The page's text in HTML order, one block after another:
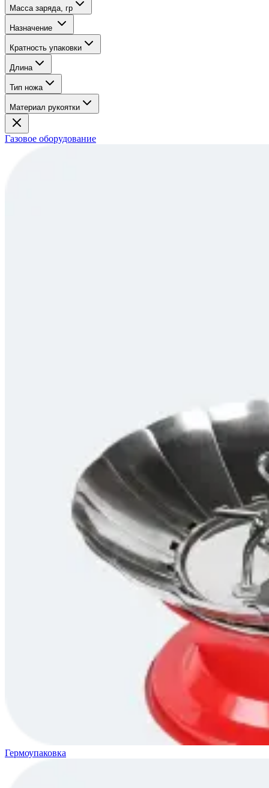
Масса заряда, гр
Назначение
Кратность упаковки
Длина
Тип ножа
Материал рукоятки
Газовое оборудование
Гермоупаковка